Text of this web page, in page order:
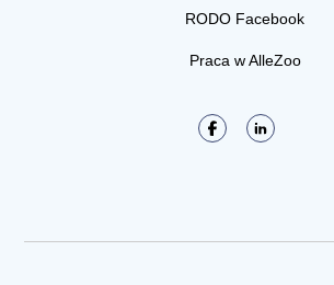
RODO Facebook
Praca w AlleZoo